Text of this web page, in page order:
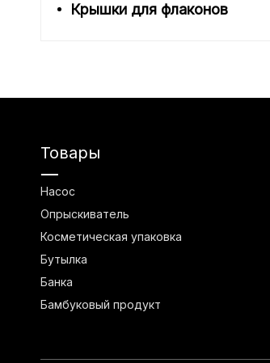
Крышки для флаконов
Товары
Насос
Опрыскиватель
Косметическая упаковка
Бутылка
Банка
Бамбуковый продукт